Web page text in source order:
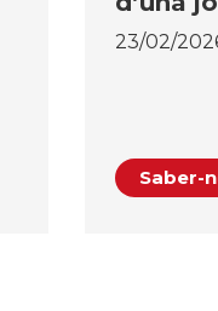
23/02/
Saber-